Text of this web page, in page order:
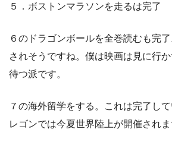
５．ボストンマラソンを走るは完了
６のドラゴンボールを全巻読むも完
されそうですね。僕は映画は見に行
待つ派です。
７の海外留学をする。これは完了し
レゴンでは今夏世界陸上が開催されま